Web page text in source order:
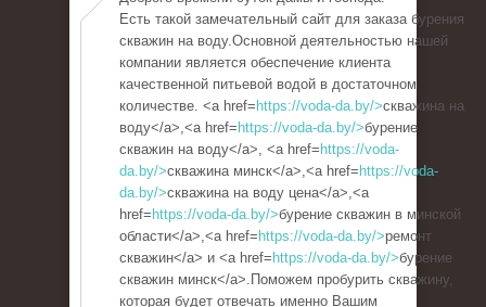
Есть такой замечательный сайт для заказа бурения
скважин на воду.Основной деятельностью нашей
компании является обеспечение клиента
качественной питьевой водой в достаточном
количестве. <a href= https://voda-da.by/>скважина на
воду</a>,<a href= https://voda-da.by/>бурение
скважин на воду</a>, <a href= https://voda-
da.by/>скважина минск</a>,<a href= https://voda-
da.by/>скважина на воду цена</a>,<a
href= https://voda-da.by/>бурение скважин в минской
области</a>,<a href= https://voda-da.by/>ремонт
скважин</a> и <a href= https://voda-da.by/>бурение
скважин минск</a>.Поможем пробурить скважину,
которая будет отвечать именно Вашим